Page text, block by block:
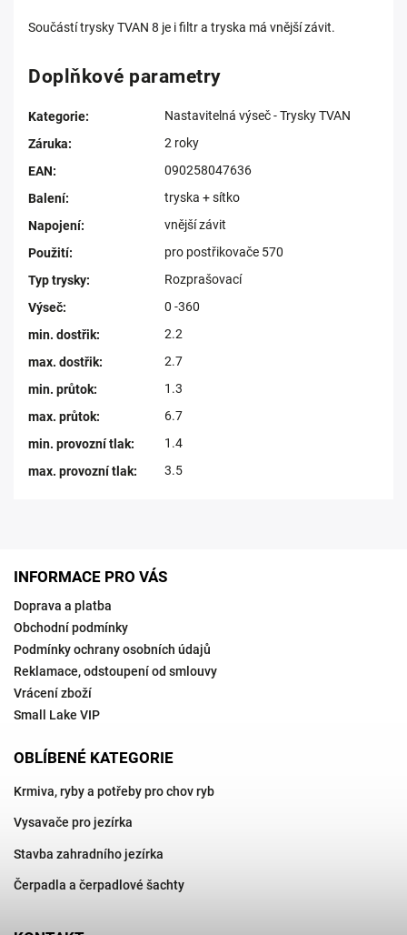
Součástí trysky TVAN 8 je i filtr a tryska má vnější závit.
Doplňkové parametry
Kategorie:
Nastavitelná výseč - Trysky TVAN
Záruka:
2 roky
EAN:
090258047636
Balení:
tryska + sítko
Napojení:
vnější závit
Použití:
pro postřikovače 570
Typ trysky:
Rozprašovací
Výseč:
0 -360
min. dostřik:
2.2
max. dostřik:
2.7
min. průtok:
1.3
max. průtok:
6.7
min. provozní tlak:
1.4
max. provozní tlak: 3.5
INFORMACE PRO VÁS
Doprava a platba
Obchodní podmínky
Podmínky ochrany osobních údajů
Reklamace, odstoupení od smlouvy
Vrácení zboží
Small Lake VIP
OBLÍBENÉ KATEGORIE
Krmiva, ryby a potřeby pro chov ryb
Vysavače pro jezírka
Stavba zahradního jezírka
Čerpadla a čerpadlové šachty